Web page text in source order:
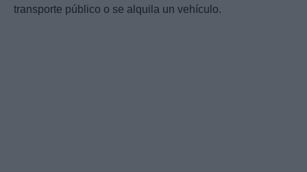
transporte público o se alquila un vehículo.